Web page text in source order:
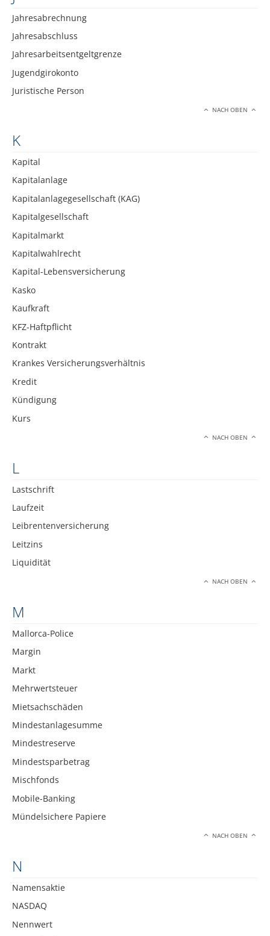
Jahresabrechnung
Jahresabschluss
Jahresarbeitsentgeltgrenze
Jugendgirokonto
Juristische Person
NACH OBEN
K
Kapital
Kapitalanlage
Kapitalanlagegesellschaft (KAG)
Kapitalgesellschaft
Kapitalmarkt
Kapitalwahlrecht
Kapital-Lebensversicherung
Kasko
Kaufkraft
KFZ-Haftpflicht
Kontrakt
Krankes Versicherungsverhältnis
Kredit
Kündigung
Kurs
NACH OBEN
L
Lastschrift
Laufzeit
Leibrentenversicherung
Leitzins
Liquidität
NACH OBEN
M
Mallorca-Police
Margin
Markt
Mehrwertsteuer
Mietsachschäden
Mindestanlagesumme
Mindestreserve
Mindestsparbetrag
Mischfonds
Mobile-Banking
Mündelsichere Papiere
NACH OBEN
N
Namensaktie
NASDAQ
Nennwert